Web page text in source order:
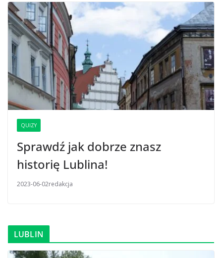
QUIZY
Sprawdź jak dobrze znasz
historię Lublina!
2023-06-02redakcja
LUBLIN